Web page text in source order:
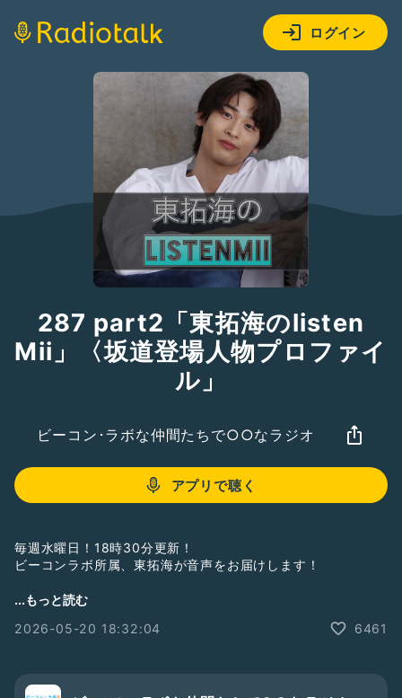
ログイン
287 part2「東拓海のlisten
Mii」〈坂道登場人物プロファイ
ル」
ビーコン･ラボな仲間たちで○○なラジオ
アプリで聴く
毎週水曜日！18時30分更新！
ビーコンラボ所属、東拓海が音声をお届けします！
久々の朗読坂道シリーズ。第59回放送リメイクです。
https://instagram.com/higashi_takumi.310
...もっと読む
2026-05-20 18:32:04
6461